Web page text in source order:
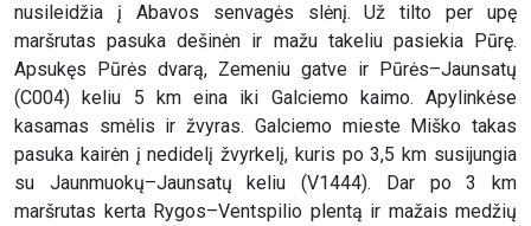
nusileidžia į Abavos senvagės slėnį. Už tilto per upę
maršrutas pasuka dešinėn ir mažu takeliu pasiekia Pūrę.
Apsukęs Pūrės dvarą, Zemeniu gatve ir Pūrės–Jaunsatų
(C004) keliu 5 km eina iki Galciemo kaimo. Apylinkėse
kasamas smėlis ir žvyras. Galciemo mieste Miško takas
pasuka kairėn į nedidelį žvyrkelį, kuris po 3,5 km susijungia
su Jaunmuokų–Jaunsatų keliu (V1444). Dar po 3 km
maršrutas kerta Rygos–Ventspilio plentą ir mažais medžių